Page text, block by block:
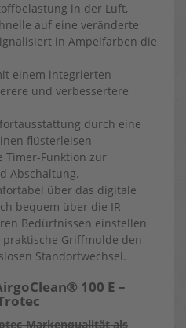
in der Luft,
auf eine veränderte
in Ampelfarben die
einem integrierten
und verbessertere
durch eine
flüsterleisen
Timer-Funktion zur
Abschaltung.
über das digitale
bequem über die IR-
Bedürfnissen einstellen
Griffmulde den
Standortwechsel.
100 E –
Markenqualität als